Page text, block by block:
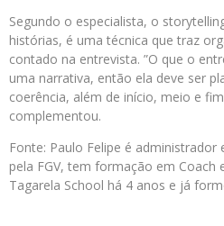
Segundo o especialista, o
histórias, é uma técnica que traz
contado na entrevista. ”O que o
uma narrativa, então ela deve ser
coerência, além de início, meio e
complementou.
Fonte: Paulo Felipe é
pela FGV, tem formação em Coach
Tagarela School há 4 anos e já